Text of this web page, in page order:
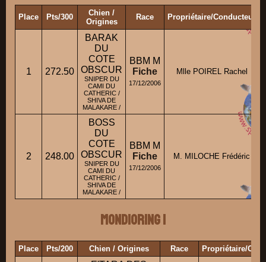
Place Pts/300
Chien /
Origines
Race Propriétaire/Conducteur
1 272.50
BARAK
DU
COTE
OBSCUR
SNIPER DU
CAMI DU
CATHERIC /
SHIVA DE
MALAKARE /
BBM M
Fiche
17/12/2006
Mlle POIREL Rachel
2 248.00
BOSS
DU
COTE
OBSCUR
SNIPER DU
CAMI DU
CATHERIC /
SHIVA DE
MALAKARE /
BBM M
Fiche
17/12/2006
M. MILOCHE Frédéric
Mondioring 1
Place Pts/200 Chien / Origines Race Propriétaire/